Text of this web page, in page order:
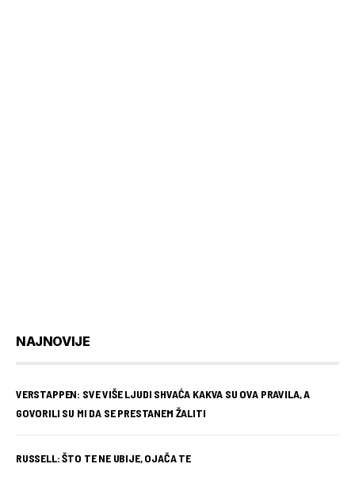
NAJNOVIJE
VERSTAPPEN: SVE VIŠE LJUDI SHVAĆA KAKVA SU OVA PRAVILA, A
GOVORILI SU MI DA SE PRESTANEM ŽALITI
RUSSELL: ŠTO TE NE UBIJE, OJAČA TE